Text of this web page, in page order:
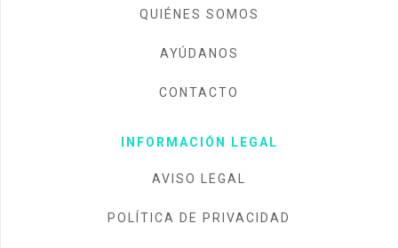
QUIÉNES SOMOS
AYÚDANOS
CONTACTO
INFORMACIÓN LEGAL
AVISO LEGAL
POLÍTICA DE PRIVACIDAD